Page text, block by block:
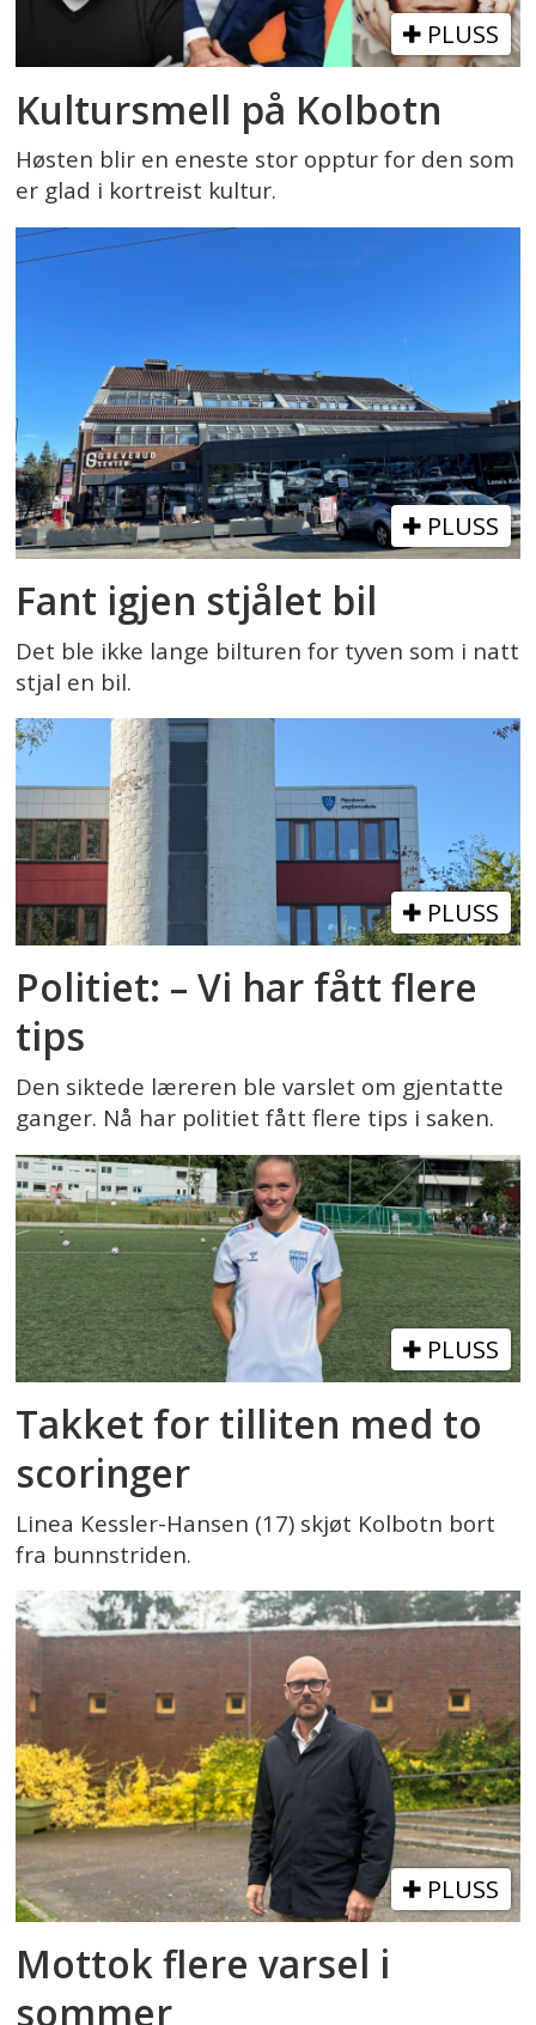
PLUSS
Kultursmell på Kolbotn
Høsten blir en eneste stor opptur for den som
er glad i kortreist kultur.
PLUSS
Fant igjen stjålet bil
Det ble ikke lange bilturen for tyven som i natt
stjal en bil.
PLUSS
Politiet: – Vi har fått flere
tips
Den siktede læreren ble varslet om gjentatte
ganger. Nå har politiet fått flere tips i saken.
PLUSS
Takket for tilliten med to
scoringer
Linea Kessler-Hansen (17) skjøt Kolbotn bort
fra bunnstriden.
PLUSS
Mottok flere varsel i
sommer